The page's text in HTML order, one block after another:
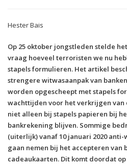
Hester Bais
Op 25 oktober jongstleden stelde
vraag hoeveel terroristen we nu
stapels formulieren. Het artikel
strengere witwasaanpak van
worden opgescheept met stapels
wachttijden voor het verkrijgen van
niet alleen bij stapels papieren bij
bankrekening blijven. Sommige
(uiterlijk) vanaf 10 januari 2020
gaan nemen bij het accepteren van
cadeaukaarten. Dit komt doordat